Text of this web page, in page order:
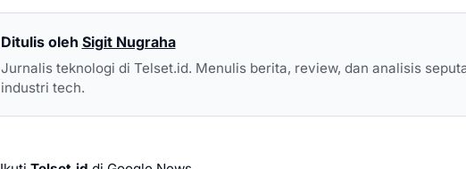
Ditulis oleh Sigit Nugraha
Jurnalis teknologi di Telset.id. Menulis berita, review, dan analisis
industri tech.